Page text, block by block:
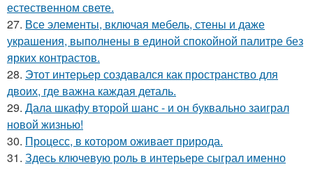
естественном свете.
27. Все элементы, включая мебель, стены и даже
украшения, выполнены в единой спокойной палитре без
ярких контрастов.
28. Этот интерьер создавался как пространство для
двоих, где важна каждая деталь.
29. Дала шкафу второй шанс - и он буквально заиграл
новой жизнью!
30. Процесс, в котором оживает природа.
31. Здесь ключевую роль в интерьере сыграл именно